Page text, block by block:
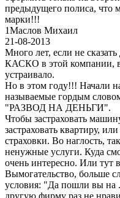
предыдущего полиса, что
марки!!!
1Маслов Михаил
21-08-2013
Много лет, если не сказать
КАСКО в этой компании, в
устраивало.
Но в этом году!!! Начали
называемые гордым
"РАЗВОД НА ДЕНЬГИ".
Чтобы застраховать
застраховать квартиру,
страховки. Во наглость,
ненужные услуги. Куда
очень интересно. Или тут
Вымогательство, больше
условия: "Да пошли вы
другую фирму раз не